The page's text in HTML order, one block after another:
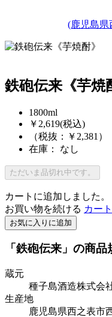
(鹿児島県
鉄砲伝来《芋焼
1800ml
￥2,619(税込)
（税抜：￥2,381）
在庫： なし
ただいま品切れ中です。
カートに追加しました。
お買い物を続ける カー
お気に入りに追加
「鉄砲伝来」の商品
蔵元
種子島酒造株式会
生産地
鹿児島県西之表市